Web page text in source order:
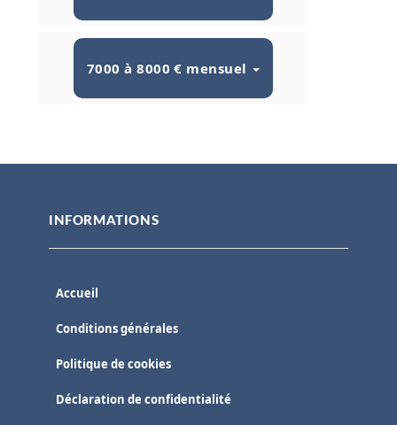
7000 à 8000 € mensuel
INFORMATIONS
Accueil
Conditions générales
Politique de cookies
Déclaration de confidentialité